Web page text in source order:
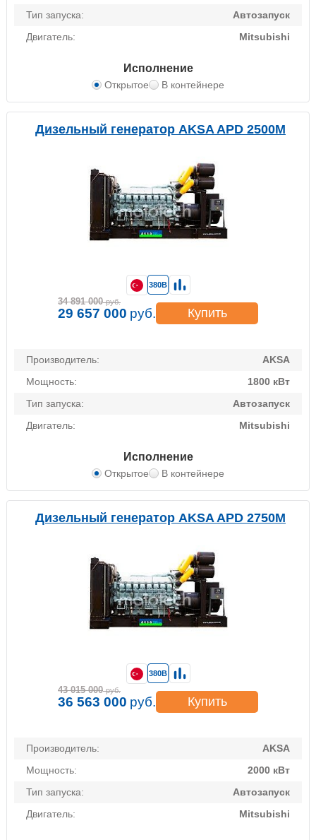
Тип запуска:
Автозапуск
Двигатель:
Mitsubishi
Исполнение
Открытое В контейнере
Дизельный генератор AKSA APD 2500M
Производитель:
AKSA
Мощность:
1800 кВт
Тип запуска:
Автозапуск
Двигатель:
Mitsubishi
Исполнение
Открытое В контейнере
380В
34 891 000 руб.
29 657 000 руб. Купить
Дизельный генератор AKSA APD 2750M
Производитель:
AKSA
Мощность:
2000 кВт
Тип запуска:
Автозапуск
Двигатель:
Mitsubishi
380В
43 015 000 руб.
36 563 000 руб. Купить